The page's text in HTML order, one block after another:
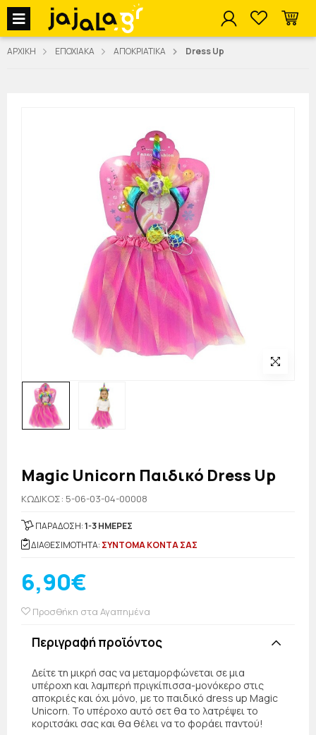
jajala Menu
ΑΡΧΙΚΗ ΕΠΟΧΙΑΚΑ ΑΠΟΚΡΙΑΤΙΚΑ Dress Up
Magic Unicorn Παιδικό Dress Up
KΩΔΙΚΟΣ: 5-06-03-04-00008
ΠΑΡΑΔΟΣΗ:1-3 ΗΜΕΡΕΣ
ΔΙΑΘΕΣΙΜΟΤΗΤΑ: ΣΥΝΤΟΜΑ ΚΟΝΤΑ ΣΑΣ
6,90€
Προσθήκη στα Αγαπημένα
Περιγραφή προϊόντος
Δείτε τη μικρή σας να μεταμορφώνεται σε μια
υπέροχη και λαμπερή πριγκίπισσα-μονόκερο στις
αποκριές και όχι μόνο, με το παιδικό dress up Magic
Unicorn. Το υπέροχο αυτό σετ θα το λατρέψει το
κοριτσάκι σας και θα θέλει να το φοράει παντού!